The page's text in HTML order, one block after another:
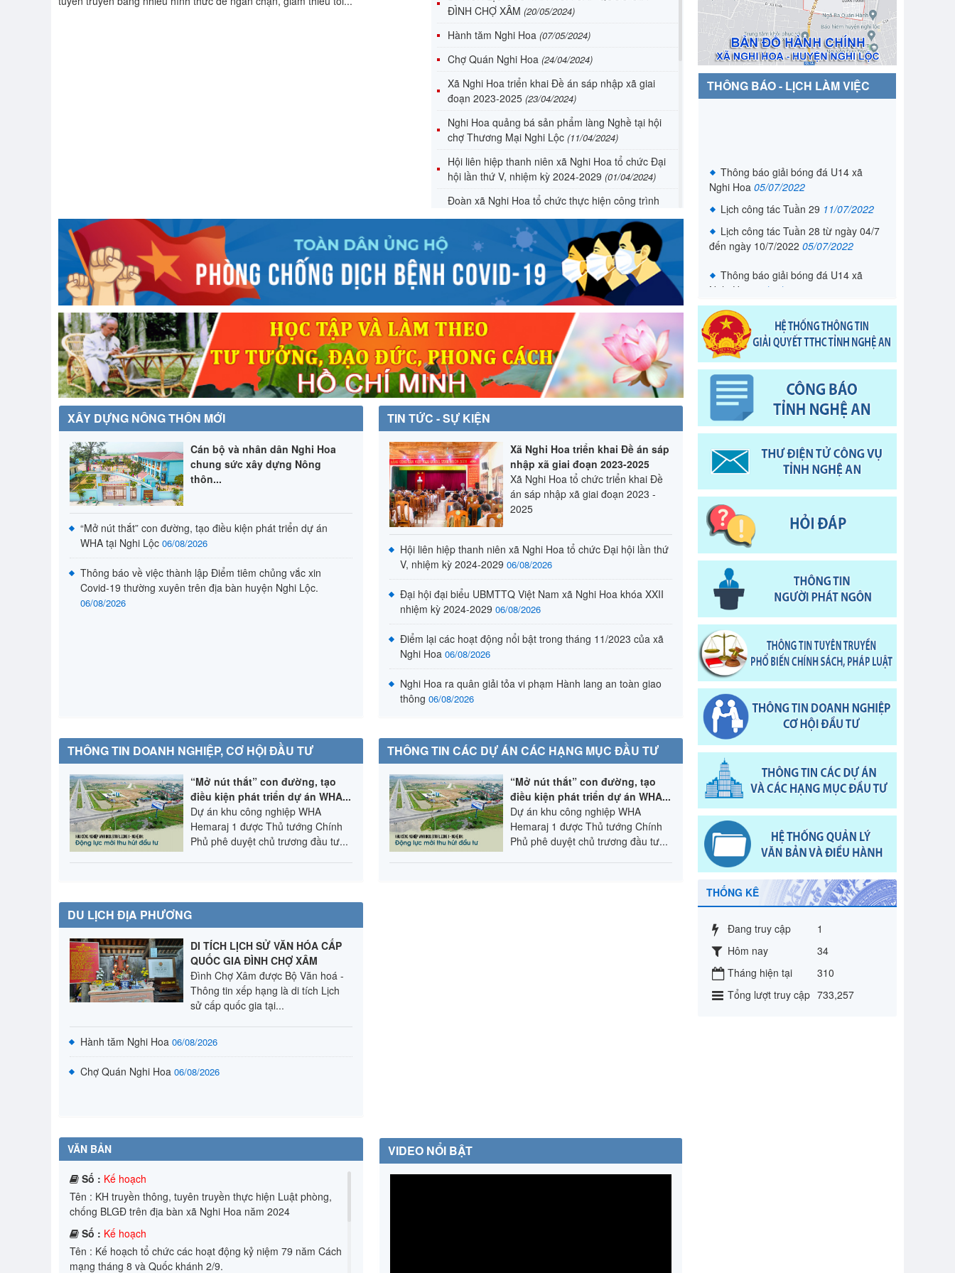
ĐÌNH CHỢ XÂM (20/05/2024)
Hành tăm Nghi Hoa (07/05/2024)
Chợ Quán Nghi Hoa (24/04/2024)
Xã Nghi Hoa triển khai Đề án sáp nhập xã giai
đoạn 2023-2025 (23/04/2024)
Nghi Hoa quảng bá sản phẩm làng Nghề tại hội
chợ Thương Mại Nghi Lộc (11/04/2024)
Hội liên hiệp thanh niên xã Nghi Hoa tổ chức Đại
hội lần thứ V, nhiệm kỳ 2024-2029 (01/04/2024)
Đoàn xã Nghi Hoa tổ chức thực hiện công trình
bản đồ số hoá và quét mà QR về lịch sử Di tích
Đình Chợ Xâm(01/04/2024)
Đại hội đại biểu UBMTTQ Việt Nam xã Nghi Hoa
khóa XXII nhiệm kỳ 2024-2029(01/04/2024)
Quỹ khuyến học xã Nghi Hoa Trao học bổng "Tết
khuyến học" năm 2024(19/03/2024)
Xã Nghi Hoa tổ chức Hội thi "Rung chuông vàng"
Tuyên truyền phổ biên pháp luật
(18/03/2024)
Nghi Hoa tổ chức các hoạt động tri ân nhân kỷ
niệm Ngày Thầy thuốc Việt Nam 27/2(27/02/2024)
Xã Nghi Hoa tổ chức gặp mặt các thanh niên lên
đường nhập ngũ năm 2024
Điểm lại hoạt động "Tết vì người nghèo" Xuân
Giáp Thìn 2024 xã Nghi Hoa(27/02/2024)
XÂY DỰNG NÔNG THÔN MỚI
Cán bộ và nhân dân Nghi Hoa
chung sức xây dựng Nông
thôn...
“Mở nút thắt” con đường, tạo điều kiện phát triển dự án
WHA tại Nghi Lộc 06/08/2026
Thông báo về việc thành lập Điểm tiêm chủng vắc xin
Covid-19 thường xuyên trên địa bàn huyện Nghi Lộc.
06/08/2026
TIN TỨC - SỰ KIỆN
Xã Nghi Hoa triển khai Đề án sáp
nhập xã giai đoạn 2023-2025
Xã Nghi Hoa tổ chức triển khai Đề
án sáp nhập xã giai đoạn 2023 -
2025
Hội liên hiệp thanh niên xã Nghi Hoa tổ chức Đại hội lần thứ
V, nhiệm kỳ 2024-2029 06/08/2026
Đại hội đại biểu UBMTTQ Việt Nam xã Nghi Hoa khóa XXII
nhiệm kỳ 2024-2029 06/08/2026
Điểm lại các hoạt động nổi bật trong tháng 11/2023 của xã
Nghi Hoa 06/08/2026
Nghi Hoa ra quân giải tỏa vi phạm Hành lang an toàn giao
thông 06/08/2026
THÔNG TIN DOANH NGHIỆP, CƠ HỘI ĐẦU TƯ
“Mở nút thắt” con đường, tạo
điều kiện phát triển dự án WHA...
Dự án khu công nghiệp WHA
Hemaraj 1 được Thủ tướng Chính
Phủ phê duyệt chủ trương đầu tư...
THÔNG TIN CÁC DỰ ÁN CÁC HẠNG MỤC ĐẦU TƯ
“Mở nút thắt” con đường, tạo
điều kiện phát triển dự án WHA...
Dự án khu công nghiệp WHA
Hemaraj 1 được Thủ tướng Chính
Phủ phê duyệt chủ trương đầu tư...
DU LỊCH ĐỊA PHƯƠNG
DI TÍCH LỊCH SỬ VĂN HÓA CẤP
QUỐC GIA ĐÌNH CHỢ XÂM
Đình Chợ Xâm được Bộ Văn hoá -
Thông tin xếp hạng là di tích Lịch
sử cấp quốc gia tại...
Hành tăm Nghi Hoa 06/08/2026
Chợ Quán Nghi Hoa 06/08/2026
VĂN BẢN
Số : Kế hoạch
Tên : KH truyền thông, tuyên truyền thực hiện Luật phòng,
chống BLGĐ trên địa bàn xã Nghi Hoa năm 2024
Số : Kế hoạch
Tên : Kế hoạch tổ chức các hoạt động kỷ niệm 79 năm Cách
mạng tháng 8 và Quốc khánh 2/9.
VIDEO NỔI BẬT
THÔNG BÁO - LỊCH LÀM VIỆC
05/07/2022
Lịch công tác Tuần 29
Lịch công tác Tuần 28 từ ngày 04/7
đến ngày 10/7/2022
Thông báo giải bóng đá U14 xã
05/07/2022
Lịch công tác Tuần 29
Lịch công tác Tuần 28 từ ngày 04/7
đến ngày 10/7/202205/07/2022
THỐNG KÊ
Đang truy cập
1
Hôm nay
34
Tháng hiện tại
310
Tổng lượt truy cập 733,257